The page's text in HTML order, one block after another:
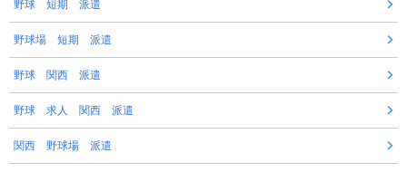
野球 短期 派遣
野球場 短期 派遣
野球 関西 派遣
野球 求人 関西 派遣
関西 野球場 派遣